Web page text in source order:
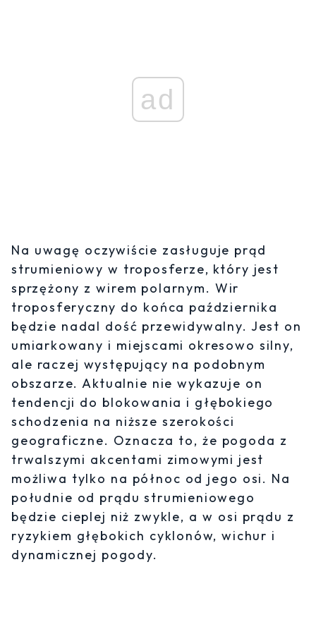
ad
Na uwagę oczywiście zasługuje prąd
strumieniowy w troposferze, który jest
sprzężony z wirem polarnym. Wir
troposferyczny do końca października
będzie nadal dość przewidywalny. Jest on
umiarkowany i miejscami okresowo silny,
ale raczej występujący na podobnym
obszarze. Aktualnie nie wykazuje on
tendencji do blokowania i głębokiego
schodzenia na niższe szerokości
geograficzne. Oznacza to, że pogoda z
trwalszymi akcentami zimowymi jest
możliwa tylko na północ od jego osi. Na
południe od prądu strumieniowego
będzie cieplej niż zwykle, a w osi prądu z
ryzykiem głębokich cyklonów, wichur i
dynamicznej pogody.